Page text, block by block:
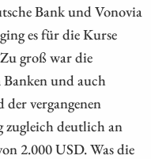
Bank und Vonovia
es für die Kurse
groß war die
und auch
vergangenen
zugleich deutlich an
2.000 USD. Was die